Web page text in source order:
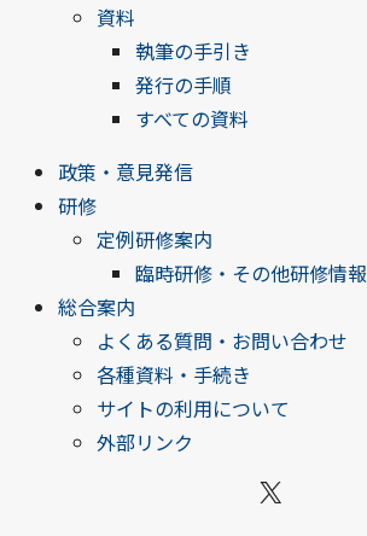
資料
執筆の手引き
発行の手順
すべての資料
政策・意見発信
研修
定例研修案内
臨時研修・その他研修情報
総合案内
よくある質問・お問い合わせ
各種資料・手続き
サイトの利用について
外部リンク
X